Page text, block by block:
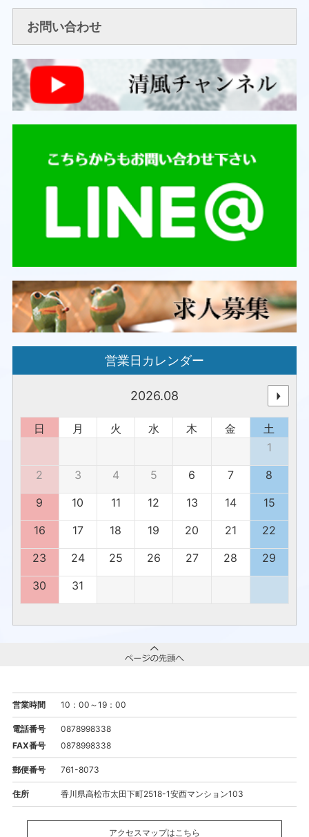
お問い合わせ
営業日カレンダー
2026.08
日 月 火 水 木 金
土
1
2
3 4 5 6 7
8
9
10 11 12 13 14
15
16
17 18 19 20 21
22
23
24 25 26 27 28
29
30
31
営業時間 10：00～19：00
電話番号
0878998338
FAX番号
0878998338
郵便番号 761-8073
住所 香川県高松市太田下町2518-1安西マンション103
アクセスマップはこちら